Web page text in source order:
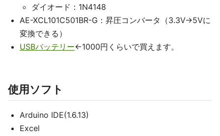
ダイオード：1N4148
AE-XCL101C501BR-G：昇圧コンバータ（3.3V→5Vに
変換できる）
USBバッテリー←1000円くらいで買えます。
使用ソフト
Arduino IDE(1.6.13)
Excel